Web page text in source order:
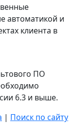
автоматикой и
клиента в
ПО
6.3 и выше.
| Поиск по сайту